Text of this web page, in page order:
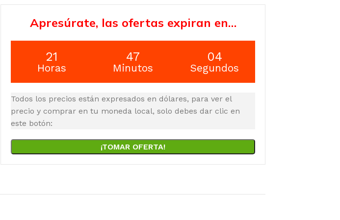
Apresúrate, las ofertas expiran en…
21
Horas
47
Minutos
03
Segundos
Todos los precios están expresados en dólares, para ver el
precio y comprar en tu moneda local, solo debes dar clic en
este botón:
¡TOMAR OFERTA!